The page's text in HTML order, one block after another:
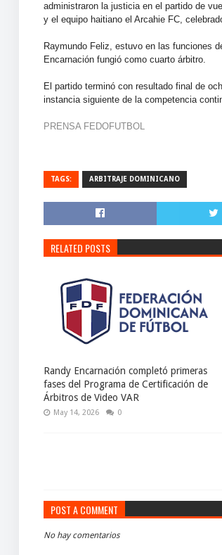
administraron la justicia en el partido de
y el equipo haitiano el Arcahie FC,
Raymundo Feliz, estuvo en las funciones
Encarnación fungió como cuarto árbitro.
El partido terminó con resultado final de
instancia siguiente de la competencia
PRENSA FEDOFUTBOL
TAGS: ARBITRAJE DOMINICANO
RELATED POSTS
Randy Encarnación completó primeras
fases del Programa de Certificación de
Árbitros de Video VAR
May 14, 2026 0
POST A COMMENT
No hay comentarios